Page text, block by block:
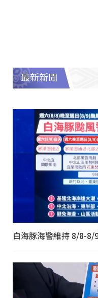
最新新聞
白海豚海警維持 8/8-8/